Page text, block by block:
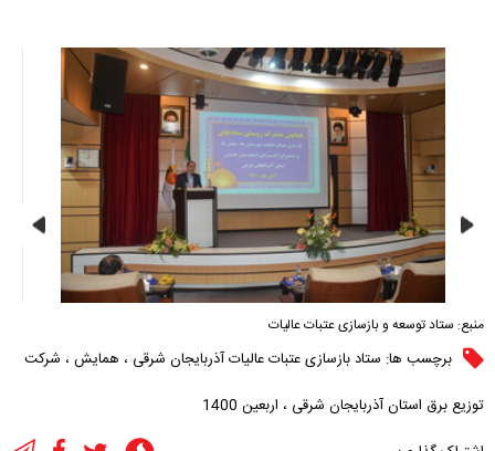
منبع: ستاد توسعه و بازسازی عتبات عالیات
برچسب ها: ستاد بازسازی عتبات عالیات آذربایجان شرقی ، همایش ، شرکت
توزیع برق استان آذربایجان شرقی ، اربعین 1400